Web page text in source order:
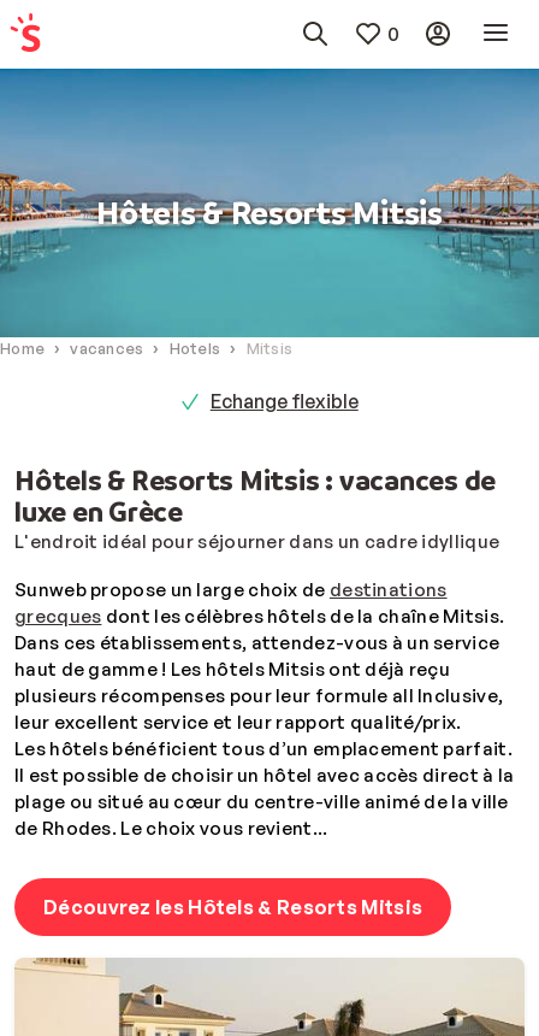
0
Hôtels & Resorts Mitsis
Home vacances Hotels Mitsis
Echange flexible
Hôtels & Resorts Mitsis : vacances de
luxe en Grèce
L'endroit idéal pour séjourner dans un cadre idyllique
Sunweb propose un large choix de destinations
grecques dont les célèbres hôtels de la chaîne Mitsis.
Dans ces établissements, attendez-vous à un service
haut de gamme ! Les hôtels Mitsis ont déjà reçu
plusieurs récompenses pour leur formule all Inclusive,
leur excellent service et leur rapport qualité/prix.
Les hôtels bénéficient tous d’un emplacement parfait.
Il est possible de choisir un hôtel avec accès direct à la
plage ou situé au cœur du centre-ville animé de la ville
de Rhodes. Le choix vous revient...
Découvrez les Hôtels & Resorts Mitsis